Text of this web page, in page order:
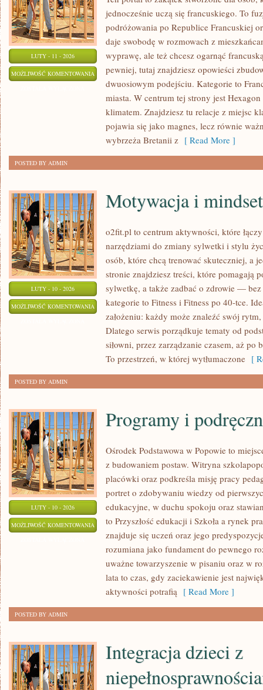
LUTY - 11 - 2026
MOŻLIWOŚĆ KOMENTOWANIA NOCLEGI
FRANCJI
jednocześnie uczą się francuskiego. To
podróżowania po Republice Francuskiej
daje swobodę w rozmowach z
wyprawę, ale też chcesz ogarnąć
pewniej, tutaj znajdziesz opowieści
dwuosiowym podejściu. Kategorie to
miasta. W centrum tej strony jest
klimatem. Znajdziesz tu relacje z miejsc
pojawia się jako magnes, lecz równie
wybrzeża Bretanii z [ Read More ]
POSTED BY ADMIN
LUTY - 10 - 2026
MOŻLIWOŚĆ KOMENTOWANIA MOTYWACJA
MINDSET
Motywacja i mindset
o2fit.pl to centrum aktywności, które
narzędziami do zmiany sylwetki i stylu
osób, które chcą trenować skuteczniej, a
stronie znajdziesz treści, które pomagają
sylwetkę, a także zadbać o zdrowie —
kategorie to Fitness i Fitness po 40-tce.
założeniu: każdy może znaleźć swój
Dlatego serwis porządkuje tematy od
siłowni, przez zarządzanie czasem, aż po
To przestrzeń, w której wytłumaczone [
POSTED BY ADMIN
LUTY - 10 - 2026
MOŻLIWOŚĆ KOMENTOWANIA PROGRAMY
PODRĘCZNIKI
Programy i
Ośrodek Podstawowa w Popowie to
z budowaniem postaw. Witryna
placówki oraz podkreśla misję pracy
portret o zdobywaniu wiedzy od
edukacyjne, w duchu spokoju oraz
to Przyszłość edukacji i Szkoła a rynek
znajduje się uczeń oraz jego
rozumiana jako fundament do pewnego
uważne towarzyszenie w pisaniu oraz w
lata to czas, gdy zaciekawienie jest
aktywności potrafią [ Read More ]
POSTED BY ADMIN
Integracja dzieci z